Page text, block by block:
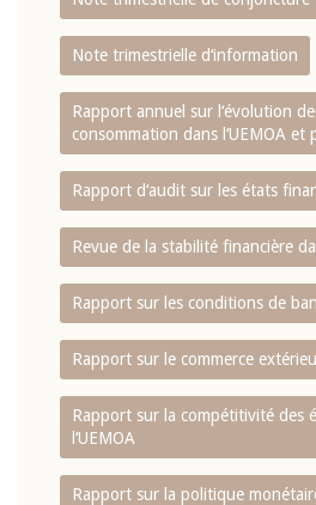
Note trimestrielle d‘information
Rapport annuel sur l‘évolution
consommation dans l‘UEMOA et
Rapport d‘audit sur les états
Revue de la stabilité financière
Rapport sur les conditions de
Rapport sur le commerce
Rapport sur la compétitivité des
l‘UEMOA
Rapport sur la politique